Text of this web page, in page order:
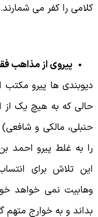
را کفر می شمارند.
پیروی از مذاهب
ها پیرو مکتب
که به هیچ یک از
مالکی و
به غلط پیرو احمد بن
تلاش برای
نمی خواهد خود
و به خوارج متهم